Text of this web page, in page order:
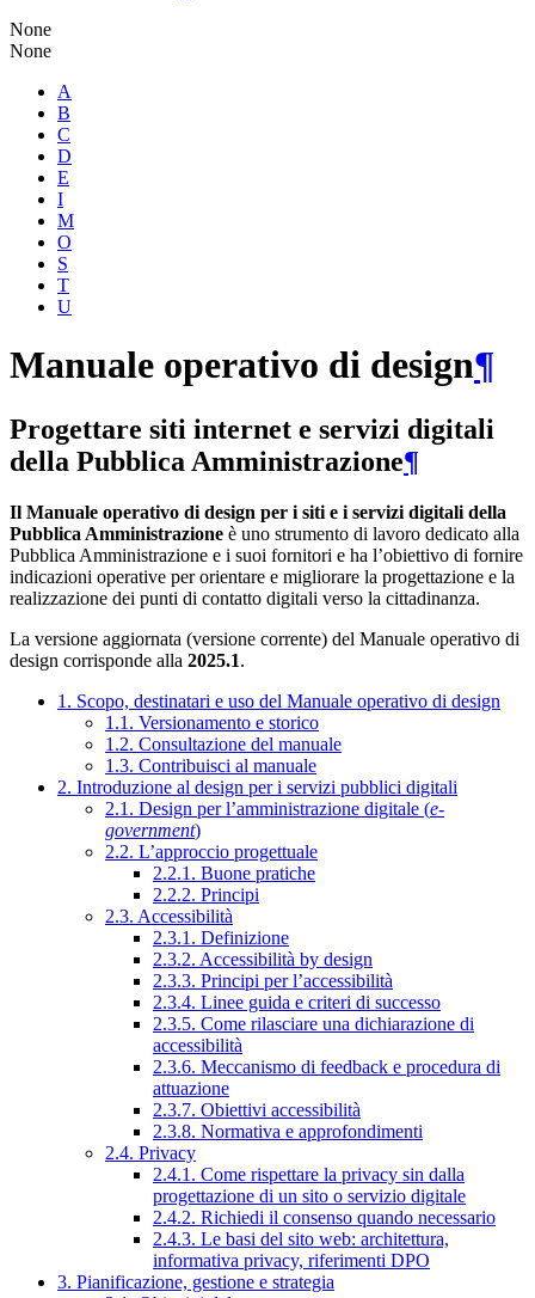
None
None
A
B
C
D
E
I
M
O
S
T
U
Manuale operativo di design¶
Progettare siti internet e servizi digitali
della Pubblica Amministrazione¶
Il Manuale operativo di design per i siti e i servizi digitali della
Pubblica Amministrazione è uno strumento di lavoro dedicato alla
Pubblica Amministrazione e i suoi fornitori e ha l’obiettivo di fornire
indicazioni operative per orientare e migliorare la progettazione e la
realizzazione dei punti di contatto digitali verso la cittadinanza.
La versione aggiornata (versione corrente) del Manuale operativo di
design corrisponde alla 2025.1.
1. Scopo, destinatari e uso del Manuale operativo di design
1.1. Versionamento e storico
1.2. Consultazione del manuale
1.3. Contribuisci al manuale
2. Introduzione al design per i servizi pubblici digitali
2.1. Design per l’amministrazione digitale (e-
government)
2.2. L’approccio progettuale
2.2.1. Buone pratiche
2.2.2. Principi
2.3. Accessibilità
2.3.1. Definizione
2.3.2. Accessibilità by design
2.3.3. Principi per l’accessibilità
2.3.4. Linee guida e criteri di successo
2.3.5. Come rilasciare una dichiarazione di
accessibilità
2.3.6. Meccanismo di feedback e procedura di
attuazione
2.3.7. Obiettivi accessibilità
2.3.8. Normativa e approfondimenti
2.4. Privacy
2.4.1. Come rispettare la privacy sin dalla
progettazione di un sito o servizio digitale
2.4.2. Richiedi il consenso quando necessario
2.4.3. Le basi del sito web: architettura,
informativa privacy, riferimenti DPO
3. Pianificazione, gestione e strategia